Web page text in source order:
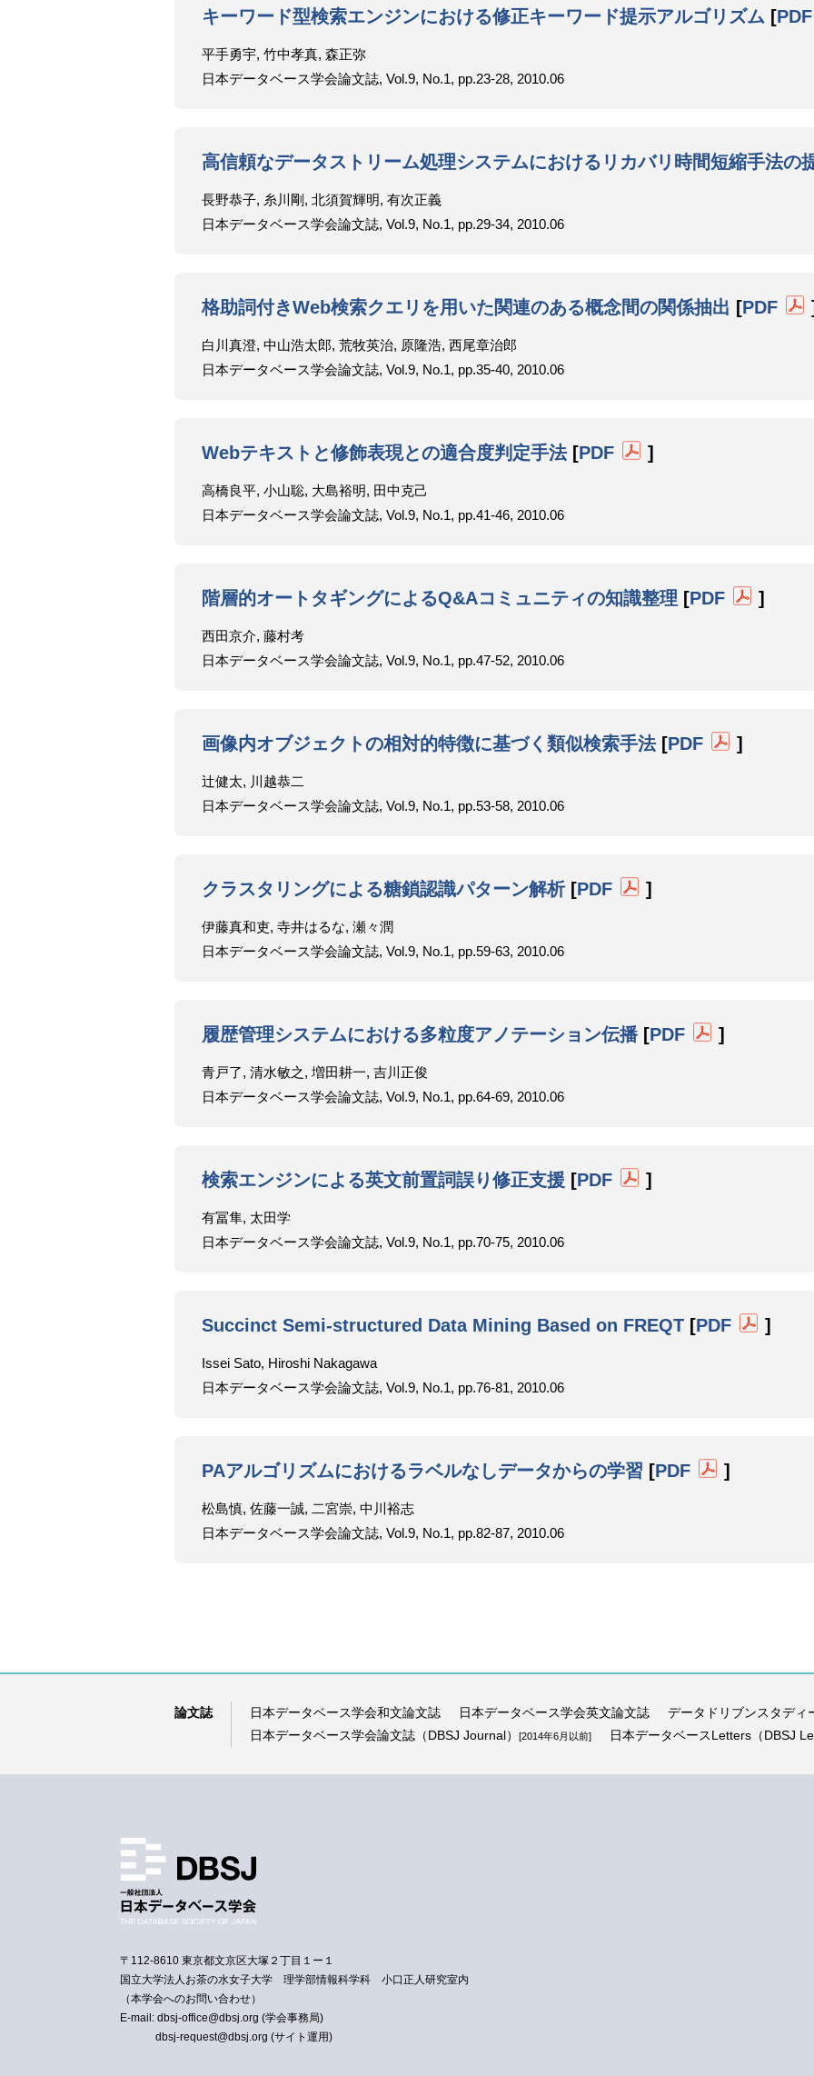
キーワード型検索エンジンにおける修正キーワード提示アルゴリズム [PDF
平手勇宇, 竹中孝真, 森正弥
日本データベース学会論文誌, Vol.9, No.1, pp.23-28, 2010.06
高信頼なデータストリーム処理システムにおけるリカバリ時間短縮手法の
長野恭子, 糸川剛, 北須賀輝明, 有次正義
日本データベース学会論文誌, Vol.9, No.1, pp.29-34, 2010.06
格助詞付きWeb検索クエリを用いた関連のある概念間の関係抽出 [PDF
白川真澄, 中山浩太郎, 荒牧英治, 原隆浩, 西尾章治郎
日本データベース学会論文誌, Vol.9, No.1, pp.35-40, 2010.06
Webテキストと修飾表現との適合度判定手法[PDF ]
高橋良平, 小山聡, 大島裕明, 田中克己
日本データベース学会論文誌, Vol.9, No.1, pp.41-46, 2010.06
階層的オートタギングによるQ&Aコミュニティの知識整理 [PDF ]
西田京介, 藤村考
日本データベース学会論文誌, Vol.9, No.1, pp.47-52, 2010.06
画像内オブジェクトの相対的特徴に基づく類似検索手法[PDF ]
辻健太, 川越恭二
日本データベース学会論文誌, Vol.9, No.1, pp.53-58, 2010.06
クラスタリングによる糖鎖認識パターン解析[PDF ]
伊藤真和吏, 寺井はるな, 瀬々潤
日本データベース学会論文誌, Vol.9, No.1, pp.59-63, 2010.06
履歴管理システムにおける多粒度アノテーション伝播[PDF ]
青戸了, 清水敏之, 増田耕一, 吉川正俊
日本データベース学会論文誌, Vol.9, No.1, pp.64-69, 2010.06
検索エンジンによる英文前置詞誤り修正支援 [PDF ]
有冨隼, 太田学
日本データベース学会論文誌, Vol.9, No.1, pp.70-75, 2010.06
Succinct Semi-structured Data Mining Based on FREQT [PDF ]
Issei Sato, Hiroshi Nakagawa
日本データベース学会論文誌, Vol.9, No.1, pp.76-81, 2010.06
PAアルゴリズムにおけるラベルなしデータからの学習 [PDF ]
松島慎, 佐藤一誠, 二宮崇, 中川裕志
日本データベース学会論文誌, Vol.9, No.1, pp.82-87, 2010.06
論文誌 日本データベース学会和文論文誌 日本データベース学会英文論文誌
データドリブンスタディ
日本データベース学会論文誌（DBSJ Journal）
[2014年6月以前] 日本データベースLetters（DBSJ
〒112-8610 東京都文京区大塚２丁目１ー１
国立大学法人お茶の水女子大学 理学部情報科学科 小口正人研究室内
（本学会へのお問い合わせ）
E-mail: dbsj-office@dbsj.org (学会事務局)
dbsj-request@dbsj.org (サイト運用)